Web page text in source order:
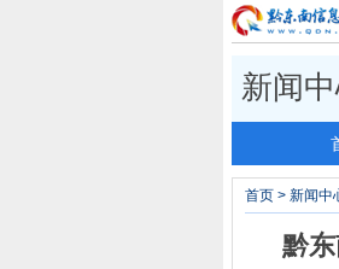
新闻
首页 > 新闻中
黔